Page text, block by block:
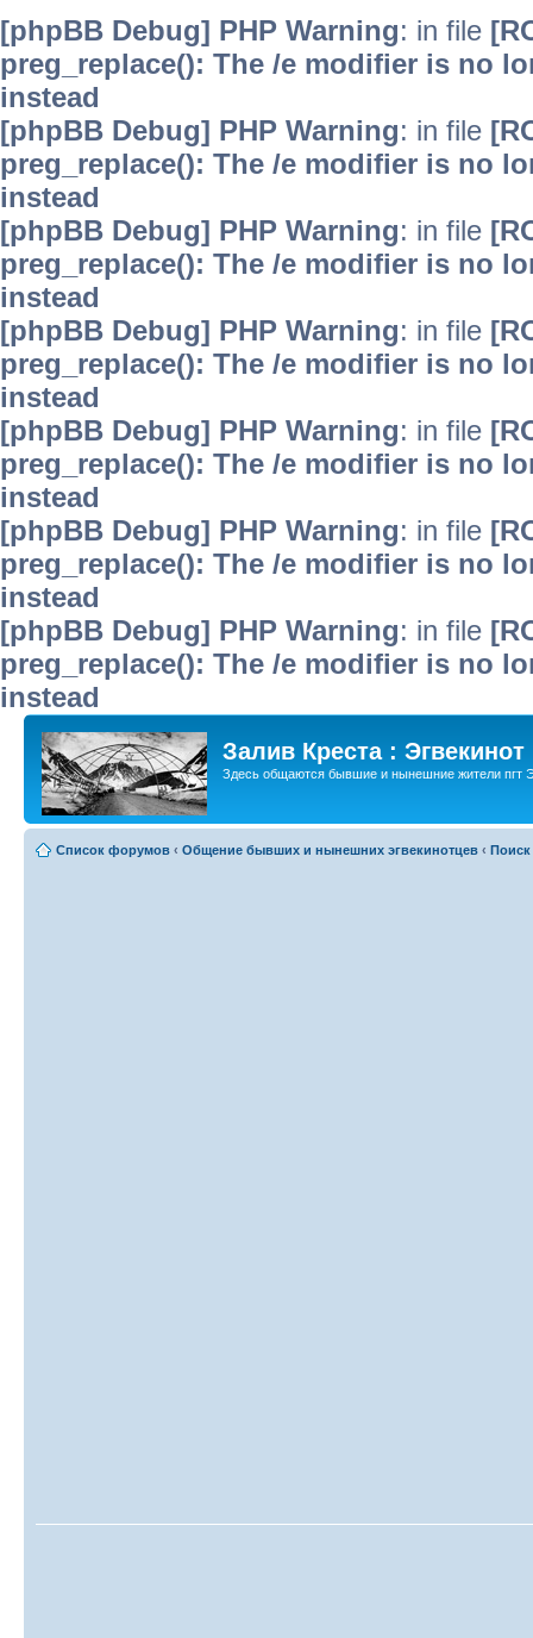
[phpBB Debug] PHP Warning: in file
preg_replace(): The /e modifier is no
instead
[phpBB Debug] PHP Warning: in file
preg_replace(): The /e modifier is no
instead
[phpBB Debug] PHP Warning: in file
preg_replace(): The /e modifier is no
instead
[phpBB Debug] PHP Warning: in file
preg_replace(): The /e modifier is no
instead
[phpBB Debug] PHP Warning: in file
preg_replace(): The /e modifier is no
instead
[phpBB Debug] PHP Warning: in file
preg_replace(): The /e modifier is no
instead
[phpBB Debug] PHP Warning: in file
preg_replace(): The /e modifier is no
instead
Залив Креста : Эгвекинот
Здесь общаются бывшие и нынешние жители пгт
Список форумов ‹ Общение бывших и нынешних эгвекинотцев ‹ Поиск